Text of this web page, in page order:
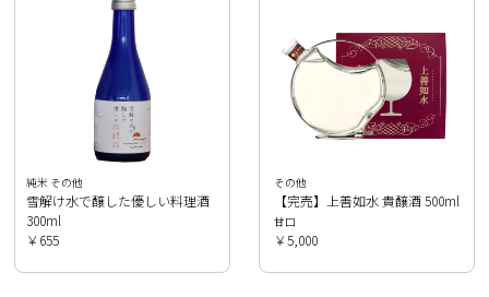
純米 その他
雪解け水で醸した優しい料理酒
300ml
￥655
その他
【完売】上善如水 貴醸酒 500ml
甘口
￥5,000